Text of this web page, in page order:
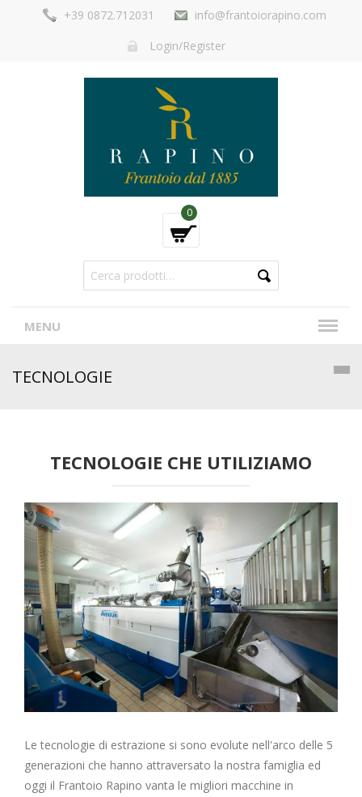
+39 0872.712031
info@frantoiorapino.com
Login/Register
0
MENU
TECNOLOGIE
TECNOLOGIE CHE UTILIZIAMO
Le tecnologie di estrazione si sono evolute nell'arco delle 5
generazioni che hanno attraversato la nostra famiglia ed
oggi il Frantoio Rapino vanta le migliori macchine in